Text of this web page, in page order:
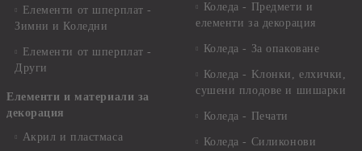
Елементи от шперплат -
Зимни и Коледни
Елементи от шперплат -
Други
Елементи и материали за
декорация
Акрил и пластмаса
Коледа - Предмети и
елементи за декорация
Коледа - За опаковане
Коледа - Kлонки, елхички,
сушени плодове и шишарки
Коледа - Печати
Коледа - Силиконови